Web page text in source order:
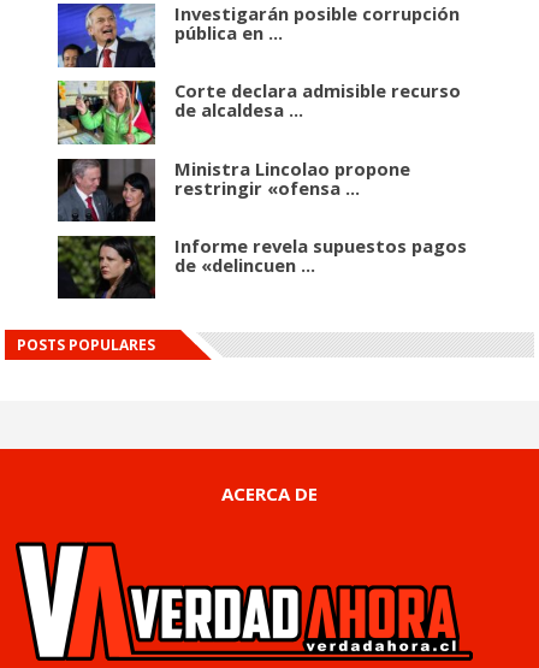
Investigarán posible corrupción
pública en ...
Corte declara admisible recurso
de alcaldesa ...
Ministra Lincolao propone
restringir «ofensa ...
Informe revela supuestos pagos
de «delincuen ...
POSTS POPULARES
ACERCA DE